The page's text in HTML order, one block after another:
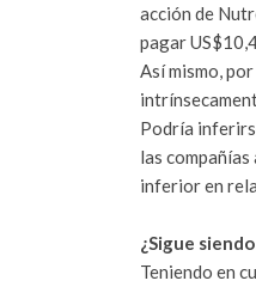
acción de
pagar
Así mismo,
Podría
las
inferior en
¿Sigue
Teniendo en